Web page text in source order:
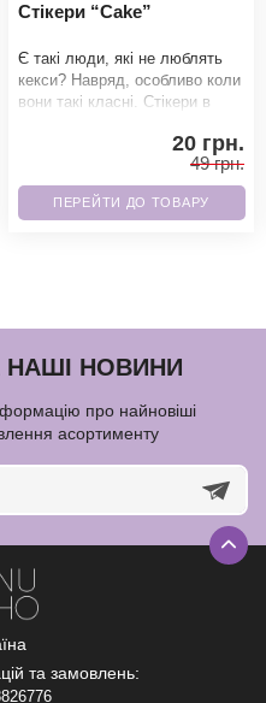
Стікери “Cake”
Є такі люди, які не люблять
кекси? Навряд, особливо коли
вони такі класні. Стікери в
20 грн.
49 грн.
ПЕРЕЙТИ ДО ТОВАРУ
НАШІ НОВИНИ
про найновіші
асортименту
та замовлень: